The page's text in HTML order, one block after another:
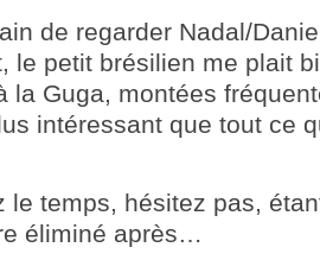
de regarder Nadal/
le petit brésilien me plait
la Guga, montées
intéressant que tout ce
le temps, hésitez pas,
éliminé après…